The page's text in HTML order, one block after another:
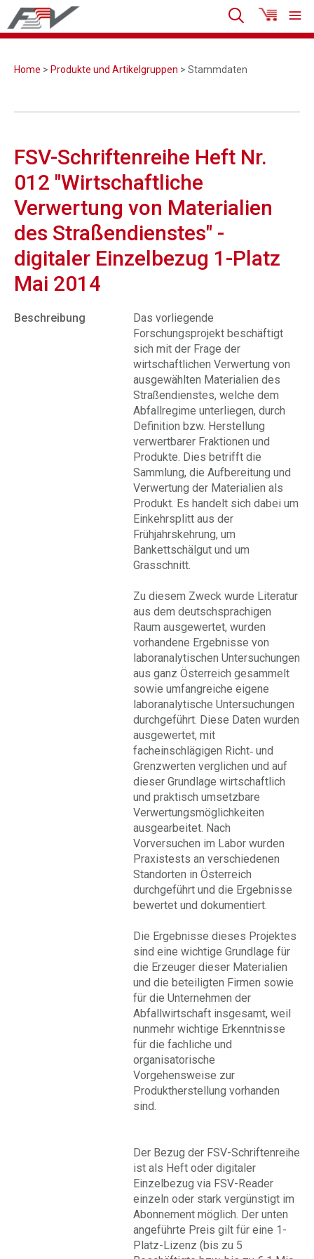
Home > Produkte und Artikelgruppen > Stammdaten
FSV-Schriftenreihe Heft Nr.
012 "Wirtschaftliche
Verwertung von Materialien
des Straßendienstes" -
digitaler Einzelbezug 1-Platz
Mai 2014
Beschreibung
Das vorliegende
Forschungsprojekt beschäftigt
sich mit der Frage der
wirtschaftlichen Verwertung von
ausgewählten Materialien des
Straßendienstes, welche dem
Abfallregime unterliegen, durch
Definition bzw. Herstellung
verwertbarer Fraktionen und
Produkte. Dies betrifft die
Sammlung, die Aufbereitung und
Verwertung der Materialien als
Produkt. Es handelt sich dabei um
Einkehrsplitt aus der
Frühjahrskehrung, um
Bankettschälgut und um
Grasschnitt.
Zu diesem Zweck wurde Literatur
aus dem deutschsprachigen
Raum ausgewertet, wurden
vorhandene Ergebnisse von
laboranalytischen Untersuchungen
aus ganz Österreich gesammelt
sowie umfangreiche eigene
laboranalytische Untersuchungen
durchgeführt. Diese Daten wurden
ausgewertet, mit
facheinschlägigen Richt‐ und
Grenzwerten verglichen und auf
dieser Grundlage wirtschaftlich
und praktisch umsetzbare
Verwertungsmöglichkeiten
ausgearbeitet. Nach
Vorversuchen im Labor wurden
Praxistests an verschiedenen
Standorten in Österreich
durchgeführt und die Ergebnisse
bewertet und dokumentiert.
Die Ergebnisse dieses Projektes
sind eine wichtige Grundlage für
die Erzeuger dieser Materialien
und die beteiligten Firmen sowie
für die Unternehmen der
Abfallwirtschaft insgesamt, weil
nunmehr wichtige Erkenntnisse
für die fachliche und
organisatorische
Vorgehensweise zur
Produktherstellung vorhanden
sind.
Der Bezug der FSV-Schriftenreihe
ist als Heft oder digitaler
Einzelbezug via FSV-Reader
einzeln oder stark vergünstigt im
Abonnement möglich. Der unten
angeführte Preis gilt für eine 1-
Platz-Lizenz (bis zu 5